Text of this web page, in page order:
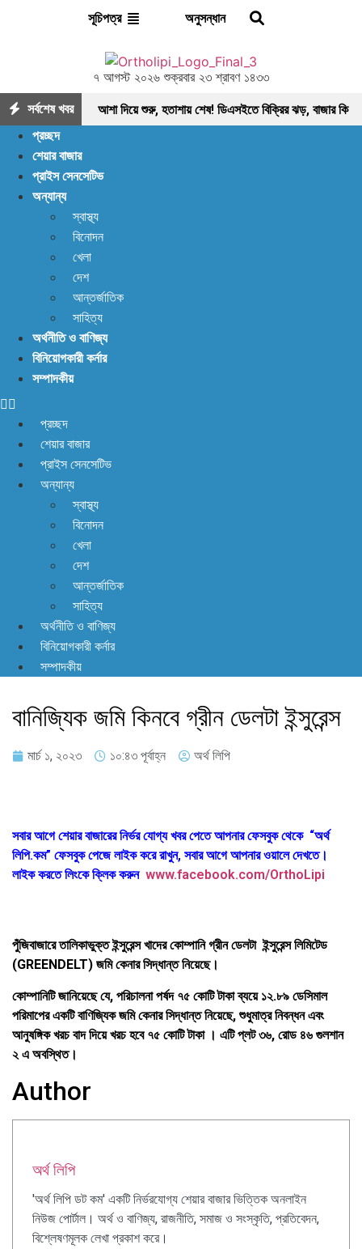
সূচিপত্র অনুসন্ধান
৭ আগস্ট ২০২৬ শুক্রবার ২৩ শ্রাবণ ১৪৩৩
সর্বশেষ খবর আশা দিয়ে শুরু, হতাশায় শেষ! ডিএসইতে বিক্রির ঝড়, বাজার কি
প্রাণ ফিরছে, বাড়ছে লেনদেন, বাজারের পরবর্তী গন্তব্য কোথায়?
শেয়ারবাজার, নেপথ্যে কী?
না! আছে প্রতিকার
কোটি ৯৩ লাখ ৯০ হাজার মার্কিন ডলার রেমিট্যান্স
যেকেনো সময়ের চেয়ে বেশি খাদ্য মজুত আছে: খাদ্য মন্ত্রণালয়
প্রচ্ছদ
শেয়ার বাজার
প্রাইস সেনসেটিভ
অন্যান্য
স্বাস্থ্য
বিনোদন
খেলা
দেশ
আন্তর্জাতিক
সাহিত্য
অর্থনীতি ও বাণিজ্য
বিনিয়োগকারী কর্নার
সম্পাদকীয়
প্রচ্ছদ
শেয়ার বাজার
প্রাইস সেনসেটিভ
অন্যান্য
স্বাস্থ্য
বিনোদন
খেলা
দেশ
আন্তর্জাতিক
সাহিত্য
অর্থনীতি ও বাণিজ্য
বিনিয়োগকারী কর্নার
সম্পাদকীয়
বানিজ্যিক জমি কিনবে গ্রীন ডেলটা ইন্সুরেন্স
মার্চ ১, ২০২৩ ১০:৪৩ পূর্বাহ্ন অর্থ লিপি
সবার আগে শেয়ার বাজারের নির্ভর যোগ্য খবর পেতে আপনার ফেসবুক থেকে “অর্থ
লিপি.কম” ফেসবুক পেজে লাইক করে রাখুন, সবার আগে আপনার ওয়ালে দেখতে।
লাইক করতে লিংকে ক্লিক করুন www.facebook.com/OrthoLipi
পুঁজিবাজারে তালিকাভুক্ত ইন্সুরেন্স খাদের কোম্পানি গ্রীন ডেলটা ইন্সুরেন্স লিমিটেড
(GREENDELT) জমি কেনার সিদ্ধান্ত নিয়েছে।
কোম্পানিটি জানিয়েছে যে, পরিচালনা পর্ষদ ৭৫ কোটি টাকা ব্যয়ে ১২.৮৯ ডেসিমাল
পরিমাপের একটি বাণিজ্যিক জমি কেনার সিদ্ধান্ত নিয়েছে, শুধুমাত্র নিবন্ধন এবং
আনুষঙ্গিক খরচ বাদ দিয়ে খরচ হবে ৭৫ কোটি টাকা । এটি প্লট ৩৬, রোড ৪৬ গুলশান
২ এ অবস্থিত।
Author
অর্থ লিপি
'অর্থ লিপি ডট কম' একটি নির্ভরযোগ্য শেয়ার বাজার ভিত্তিক অনলাইন
নিউজ পোর্টাল। অর্থ ও বাণিজ্য, রাজনীতি, সমাজ ও সংস্কৃতি, প্রতিবেদন,
বিশ্লেষণমূলক লেখা প্রকাশ করে।